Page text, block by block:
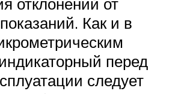
Как и в
перед
следует